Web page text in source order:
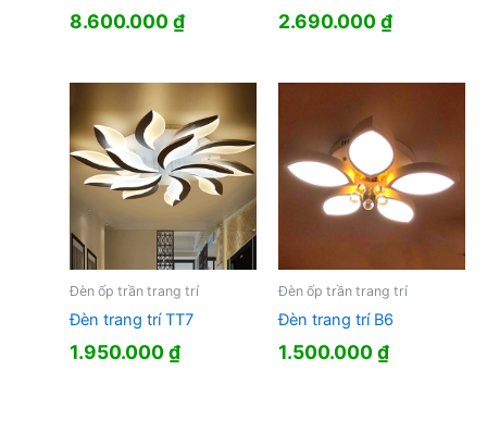
8.600.000₫ 2.690.000₫
Đèn ốp trần trang trí
Đèn trang trí TT7
1.950.000₫
Đèn ốp trần trang trí
Đèn trang trí B6
1.500.000₫